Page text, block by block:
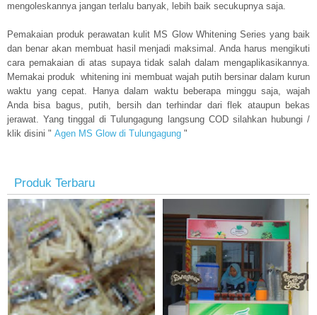
mengoleskannya jangan terlalu banyak, lebih baik secukupnya saja.
Pemakaian produk perawatan kulit MS Glow Whitening Series yang baik
dan benar akan membuat hasil menjadi maksimal. Anda harus mengikuti
cara pemakaian di atas supaya tidak salah dalam mengaplikasikannya.
Memakai produk whitening ini membuat wajah putih bersinar dalam kurun
waktu yang cepat. Hanya dalam waktu beberapa minggu saja, wajah
Anda bisa bagus, putih, bersih dan terhindar dari flek ataupun bekas
jerawat. Yang tinggal di Tulungagung langsung COD silahkan hubungi /
klik disini " Agen MS Glow di Tulungagung "
Produk Terbaru